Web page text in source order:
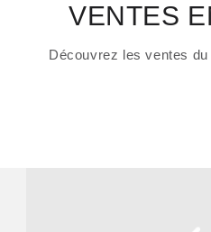
VENTES
Découvrez les ventes